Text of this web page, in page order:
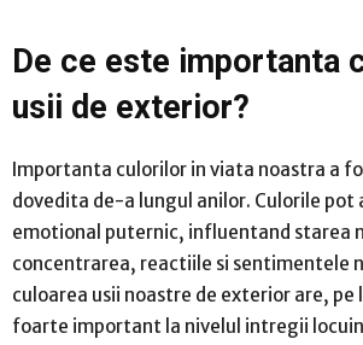
De ce este importanta
usii de exterior?
Importanta culorilor in viata noastra a
dovedita de-a lungul anilor. Culorile pot
emotional puternic, influentand starea
concentrarea, reactiile si sentimentele
culoarea usii noastre de exterior are,
foarte important la nivelul intregii